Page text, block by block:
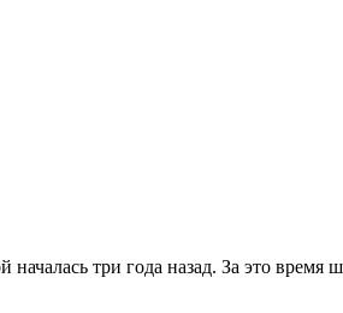
три года назад. За это время